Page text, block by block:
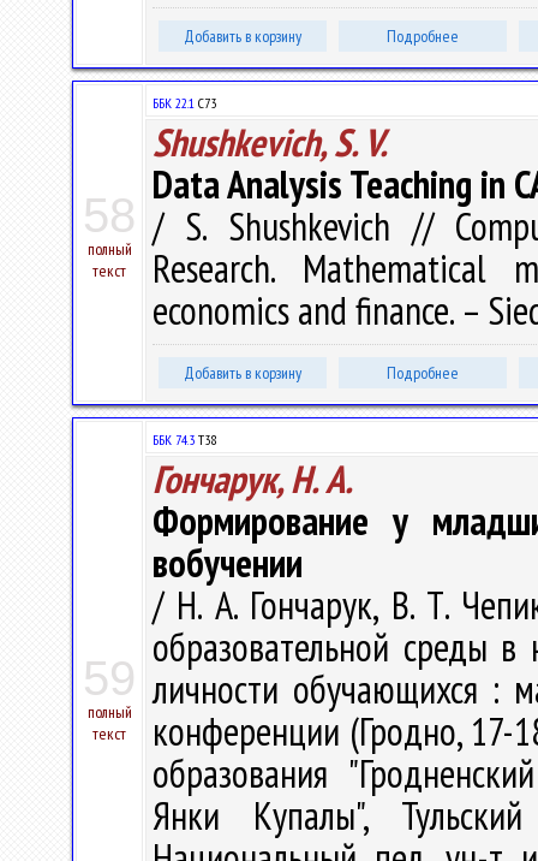
Добавить в корзину Подробнее
58
полный
текст
ББК 22.1 C73
Shushkevich, S. V.
Data Analysis Teaching in
/ S. Shushkevich //
Research.
economics and finance. –
Добавить в корзину Подробнее
59
полный
текст
ББК 74.3 Т38
Гончарук, Н. А.
Формирование у
вобучении
/ Н. А. Гончарук, В. Т.
образовательной среды
личности обучающихся :
конференции (Гродно, 17-
образования
Янки Купалы",